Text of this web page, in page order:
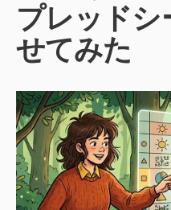
プレッドシ
せてみた